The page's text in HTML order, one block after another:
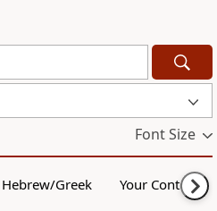
Font Size
Hebrew/Greek Your Content